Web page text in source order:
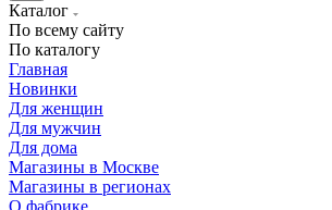
Каталог
По всему сайту
По каталогу
Главная
Новинки
Для женщин
Для мужчин
Для дома
Магазины в Москве
Магазины в регионах
О фабрике